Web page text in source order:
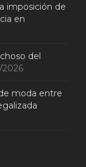
imposición de
en
del
moda entre